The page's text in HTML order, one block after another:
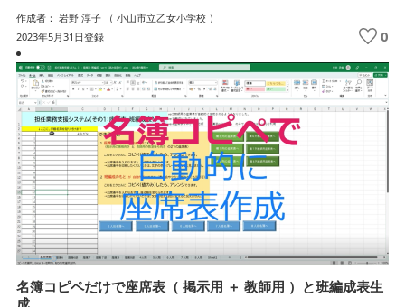
作成者： 岩野 淳子 （ 小山市立乙女小学校 ）
2023年5月31日登録
0
名簿コピペだけで座席表（ 掲示用 ＋ 教師用 ）と班編成表生
成